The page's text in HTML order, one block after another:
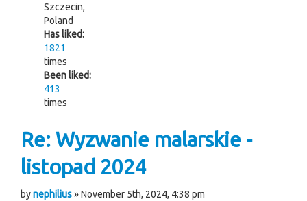
Szczecin,
Poland
Has liked:
1821
times
Been liked:
413
times
Re: Wyzwanie malarskie -
listopad 2024
bynephilius» November 5th, 2024, 4:38 pm